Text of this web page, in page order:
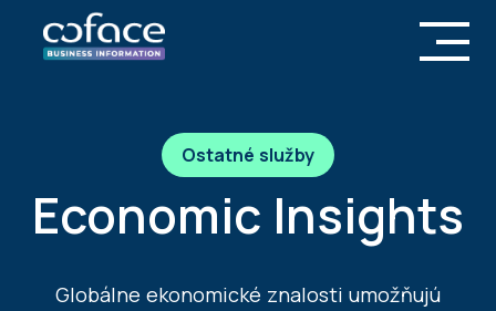
Ostatné služby
Economic Insights
Globálne ekonomické znalosti umožňujú